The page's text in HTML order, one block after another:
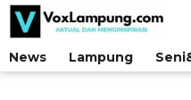
Lewati
konten
News
Lampung